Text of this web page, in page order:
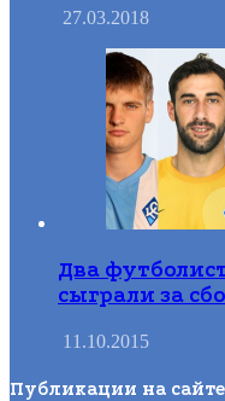
27.03.2018
Два
сыграли за
11.10.2015
Публикации на сайте